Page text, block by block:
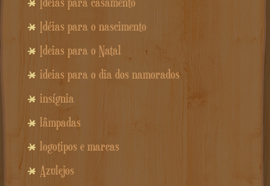
Idéias para o nascimento
Ideias para o Natal
ideias para o dia dos namorados
insígnia
lâmpadas
logotipos e marcas
Azulejos